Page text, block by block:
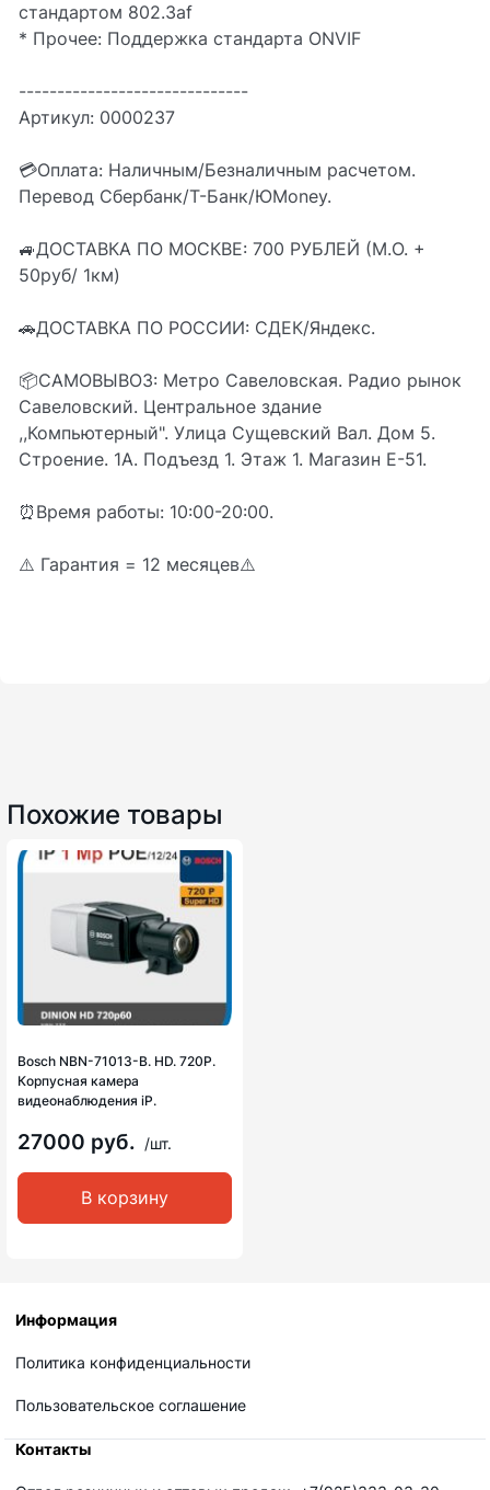
стандартом 802.3af
* Прочее: Поддержка стандарта ONVIF
------------------------------
Артикул: 0000237
💳Оплата: Наличным/Безналичным расчетом.
Перевод Сбербанк/Т-Банк/ЮMoney.
🚙ДОСТАВКА ПО МОСКВЕ: 700 РУБЛЕЙ (М.О. +
50руб/ 1км)
🚗ДОСТАВКА ПО РОССИИ: СДЕК/Яндекс.
📦CАМОВЫВОЗ: Метро Савеловская. Радио рынок
Савеловский. Центральное здание
,,Компьютерный". Улица Сущевский Вал. Дом 5.
Строение. 1А. Подъезд 1. Этаж 1. Магазин Е-51.
⏰Время работы: 10:00-20:00.
⚠️ Гарантия = 12 месяцев⚠️
Похожие товары
Bosch NBN-71013-B. HD. 720P.
Корпусная камера
видеонаблюдения iP.
27000 руб. /шт.
В корзину
Информация
Политика конфиденциальности
Пользовательское соглашение
Контакты